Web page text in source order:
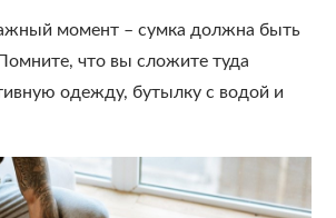
момент – сумка должна быть
что вы сложите туда
одежду, бутылку с водой и